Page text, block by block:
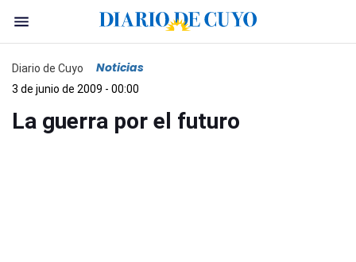
Diario de Cuyo Noticias
3 de junio de 2009 - 00:00
La guerra por el futuro